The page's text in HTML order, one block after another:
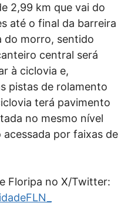
2,99 km que vai do
até o final da barreira
do morro, sentido
central será
à ciclovia e,
pistas de rolamento
terá pavimento
no mesmo nível
por faixas de
Floripa no X/Twitter: